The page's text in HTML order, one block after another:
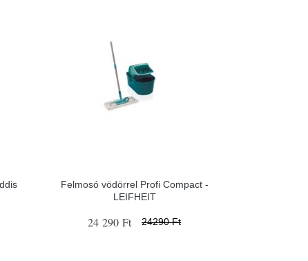
Felmosó vödörrel Profi Compact -
LEIFHEIT
24 290 Ft 24290 Ft